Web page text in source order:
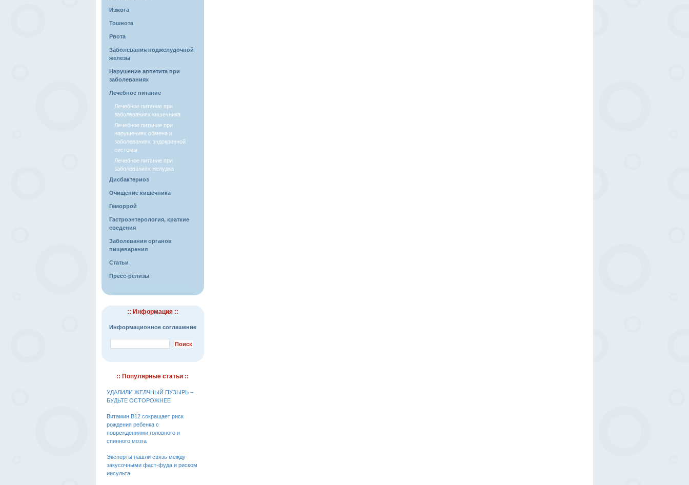
Изжога
Тошнота
Рвота
Заболевания поджелудочной
железы
Нарушение аппетита при
заболеваниях
Лечебное питание
Лечебное питание при
заболеваниях кишечника
Лечебное питание при
нарушениях обмена и
заболеваниях эндокринной
системы
Лечебное питание при
заболеваниях желудка
Дисбактериоз
Очищение кишечника
Геморрой
Гастроэнтерология, краткие
сведения
Заболевания органов
пищеварения
Статьи
Пресс-релизы
:: Информация ::
Информационное соглашение
:: Популярные статьи ::
УДАЛИЛИ ЖЕЛЧНЫЙ ПУЗЫРЬ –
БУДЬТЕ ОСТОРОЖНЕЕ
Витамин В12 сокращает риск
рождения ребенка с
повреждениями головного и
спинного мозга
Эксперты нашли связь между
закусочными фаст-фуда и риском
инсульта